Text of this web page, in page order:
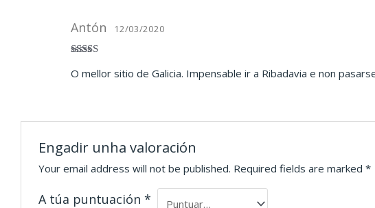
5de 5
Antón 12/03/2020
O mellor sitio de Galicia. Impensable ir a Ribadavia e non
Engadir unha valoración
Your email address will not be published. Required fields are marked*
A túa puntuación*